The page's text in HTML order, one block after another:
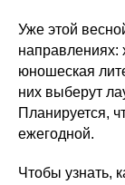
Уже этой
направлениях:
юношеская
них выберут
Планируется,
ежегодной.
Чтобы узнать,